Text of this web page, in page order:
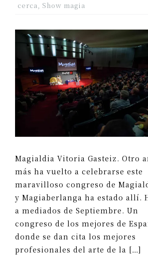
cerca, Show magia
Magialdia Vitoria Gasteiz. Otro
más ha vuelto a celebrarse este
maravilloso congreso de
y Magiaberlanga ha estado allí.
a mediados de Septiembre. Un
congreso de los mejores de
donde se dan cita los mejores
profesionales del arte de la […]